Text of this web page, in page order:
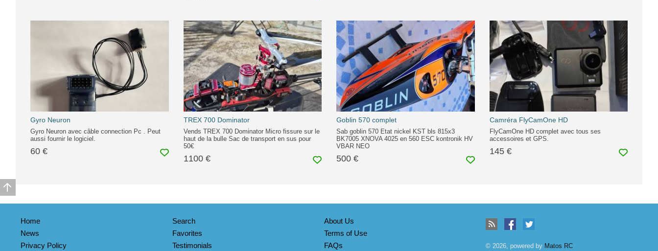
Gyro Neuron
Gyro Neuron avec câble connection Pc . Peut
aussi fournir le logiciel.
60 €
TREX 700 Dominator
Vends TREX 700 Dominator Micro fissure sur le
haut de la bulle Sac de transport en sus pour
50€
1100 €
Goblin 570 complet
Sab goblin 570 Etat nickel KST bls 815x3
BK7005 XNOVA 4025 en 560 ESC kontronik HV
VBAR NEO
500 €
Camréra FlyCamOne HD
FlyCamOne HD complet avec tous ses
accessoires et GPS.
145 €
Home Search
About Us
News
Favorites
Terms of Use
Privacy Policy
Testimonials FAQs © 2026, powered by Matos RC